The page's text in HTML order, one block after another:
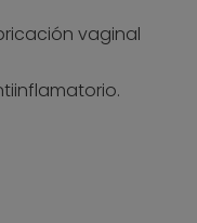
vaginal